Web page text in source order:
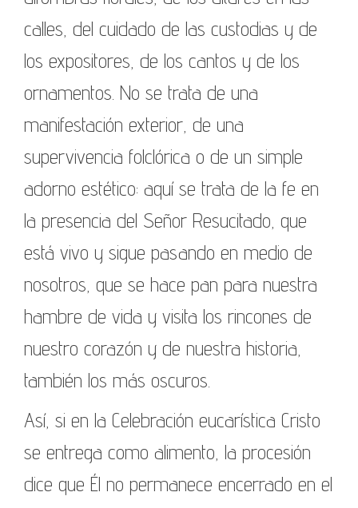
calles, del cuidado de las custodias y de
los expositores, de los cantos y de los
ornamentos. No se trata de una
manifestación exterior, de una
supervivencia folclórica o de un simple
adorno estético: aquí se trata de la fe en
la presencia del Señor Resucitado, que
está vivo y sigue pasando en medio de
nosotros, que se hace pan para nuestra
hambre de vida y visita los rincones de
nuestro corazón y de nuestra historia,
también los más oscuros.
Así, si en la Celebración eucarística Cristo
se entrega como alimento, la procesión
dice que Él no permanece encerrado en el